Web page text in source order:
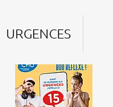
URGENCES